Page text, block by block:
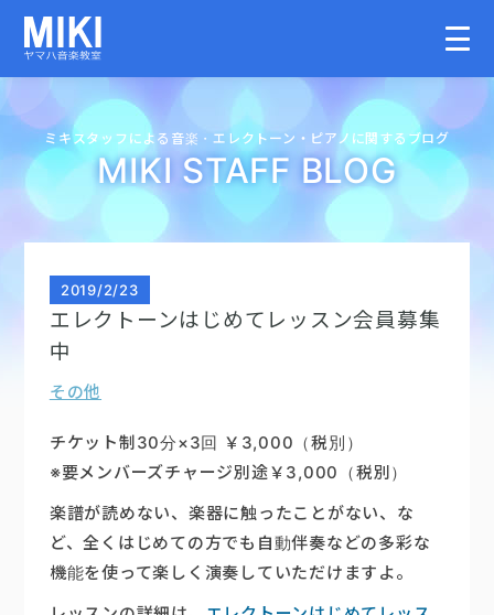
HOME
講師募集情報
イベント情報
楽器販売
ミキスタッフによる音楽・エレクトーン・ ピアノに関するブログ
MIKI STAFF BLOG
2019/2/23
エレクトーンはじめてレッスン会員募集
中
その他
チケット制30分×3回 ￥3,000（税別）
※要メンバーズチャージ別途￥3,000（税別）
楽譜が読めない、楽器に触ったことがない、な
ど、全くはじめての方でも自動伴奏などの多彩な
機能を使って楽しく演奏していただけますよ。